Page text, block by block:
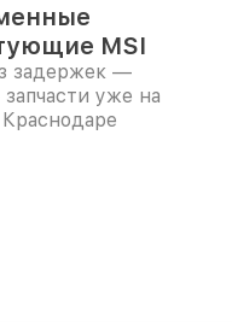
MSI
задержек —
уже на